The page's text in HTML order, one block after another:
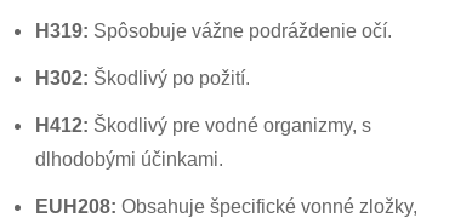
H319: Spôsobuje vážne podráždenie očí.
H302: Škodlivý po požití.
H412: Škodlivý pre vodné organizmy, s
dlhodobými účinkami.
EUH208: Obsahuje špecifické vonné zložky,